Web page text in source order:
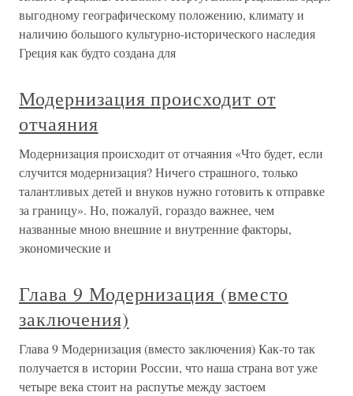
выгодному географическому положению, климату и
наличию большого культурно-исторического наследия
Греция как будто создана для
Модернизация происходит от
отчаяния
Модернизация происходит от отчаяния «Что будет, если
случится модернизация? Ничего страшного, только
талантливых детей и внуков нужно готовить к отправке
за границу». Но, пожалуй, гораздо важнее, чем
названные мною внешние и внутренние факторы,
экономические и
Глава 9 Модернизация (вместо
заключения)
Глава 9 Модернизация (вместо заключения) Как-то так
получается в истории России, что наша страна вот уже
четыре века стоит на распутье между застоем